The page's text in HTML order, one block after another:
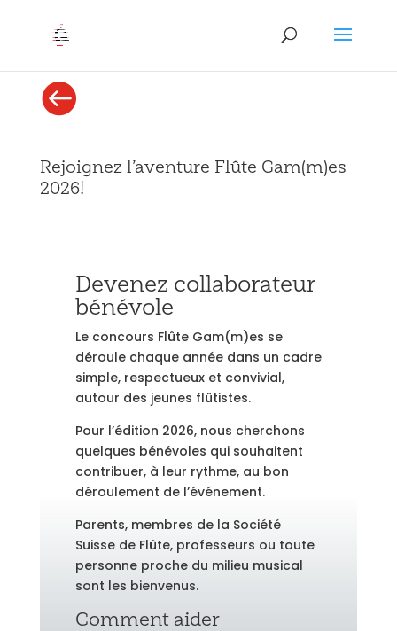

Rejoignez l’aventure Flûte Gam(m)es
2026!
Devenez collaborateur
bénévole
Le concours Flûte Gam(m)es se
déroule chaque année dans un cadre
simple, respectueux et convivial,
autour des jeunes flûtistes.
Pour l’édition 2026, nous cherchons
quelques bénévoles qui souhaitent
contribuer, à leur rythme, au bon
déroulement de l’événement.
Parents, membres de la Société
Suisse de Flûte, professeurs ou toute
personne proche du milieu musical
sont les bienvenus.
Comment aider